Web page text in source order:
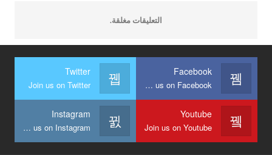
التعليقات مغلقة.
Facebook
Join us on Facebook
Twitter
Join us on Twitter
Youtube
Join us on Youtube
Instagram
Join us on Instagram